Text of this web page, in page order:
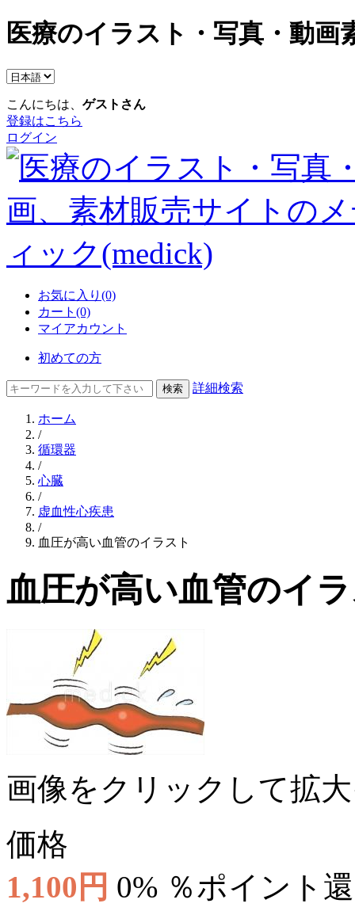
医療のイラスト・写真・動画
こんにちは、 ゲストさん
登録はこちら
ログイン
お気に入り(0)
カート(0)
マイアカウント
初めての方
詳細検索
ホーム
/
循環器
/
心臓
/
虚血性心疾患
/
血圧が高い血管のイラスト
血圧が高い血管のイ
画像をクリックして拡
価格
1,100円 0% ％ポイント